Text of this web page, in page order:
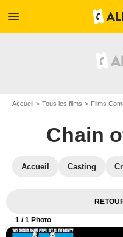
menu
Accueil Tous les films Films
Chain
Accueil Casting
1 / 1 Photo